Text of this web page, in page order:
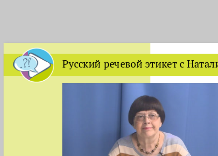
Русский речевой этикет с